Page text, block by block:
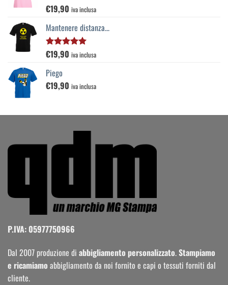
Valutato
5.00 su 5
€19,90 iva inclusa
Mantenere distanza...
Valutato
5.00 su 5
€19,90 iva inclusa
Piego
€19,90 iva inclusa
P.IVA: 05977750966
Dal 2007 produzione di abbigliamento personalizzato.Stampiamo
e ricamiamo abbigliamento da noi fornito e capi o tessuti forniti dal
cliente.